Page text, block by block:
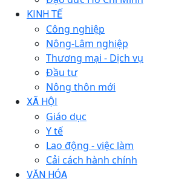
KINH TẾ
Công nghiệp
Nông-Lâm nghiệp
Thương mại - Dịch vụ
Đầu tư
Nông thôn mới
XÃ HỘI
Giáo dục
Y tế
Lao động - việc làm
Cải cách hành chính
VĂN HÓA